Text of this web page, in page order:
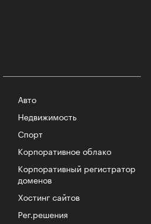
Авто
Недвижимость
Спорт
Корпоративное облако
Корпоративный регистратор
доменов
Хостинг сайтов
Рег.решения